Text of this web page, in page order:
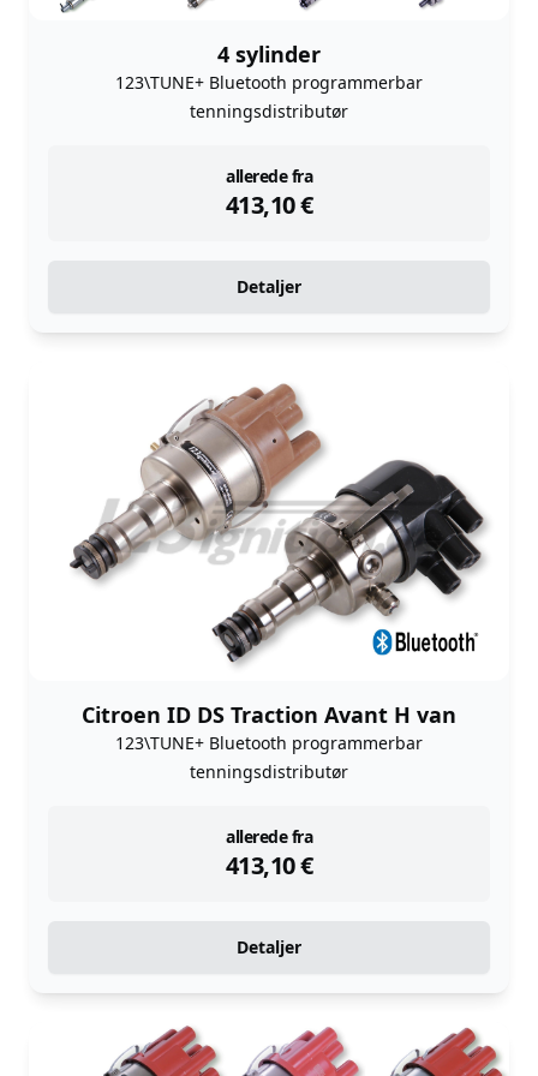
4 sylinder
123\TUNE+ Bluetooth programmerbar
tenningsdistributør
allerede fra
413,10€
instock
Detaljer
Citroen ID DS Traction Avant H van
123\TUNE+ Bluetooth programmerbar
tenningsdistributør
allerede fra
413,10€
instock
Detaljer